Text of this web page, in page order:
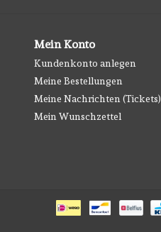
Mein Konto
Kundenkonto anlegen
Meine Bestellungen
Meine Nachrichten (Tickets)
Mein Wunschzettel